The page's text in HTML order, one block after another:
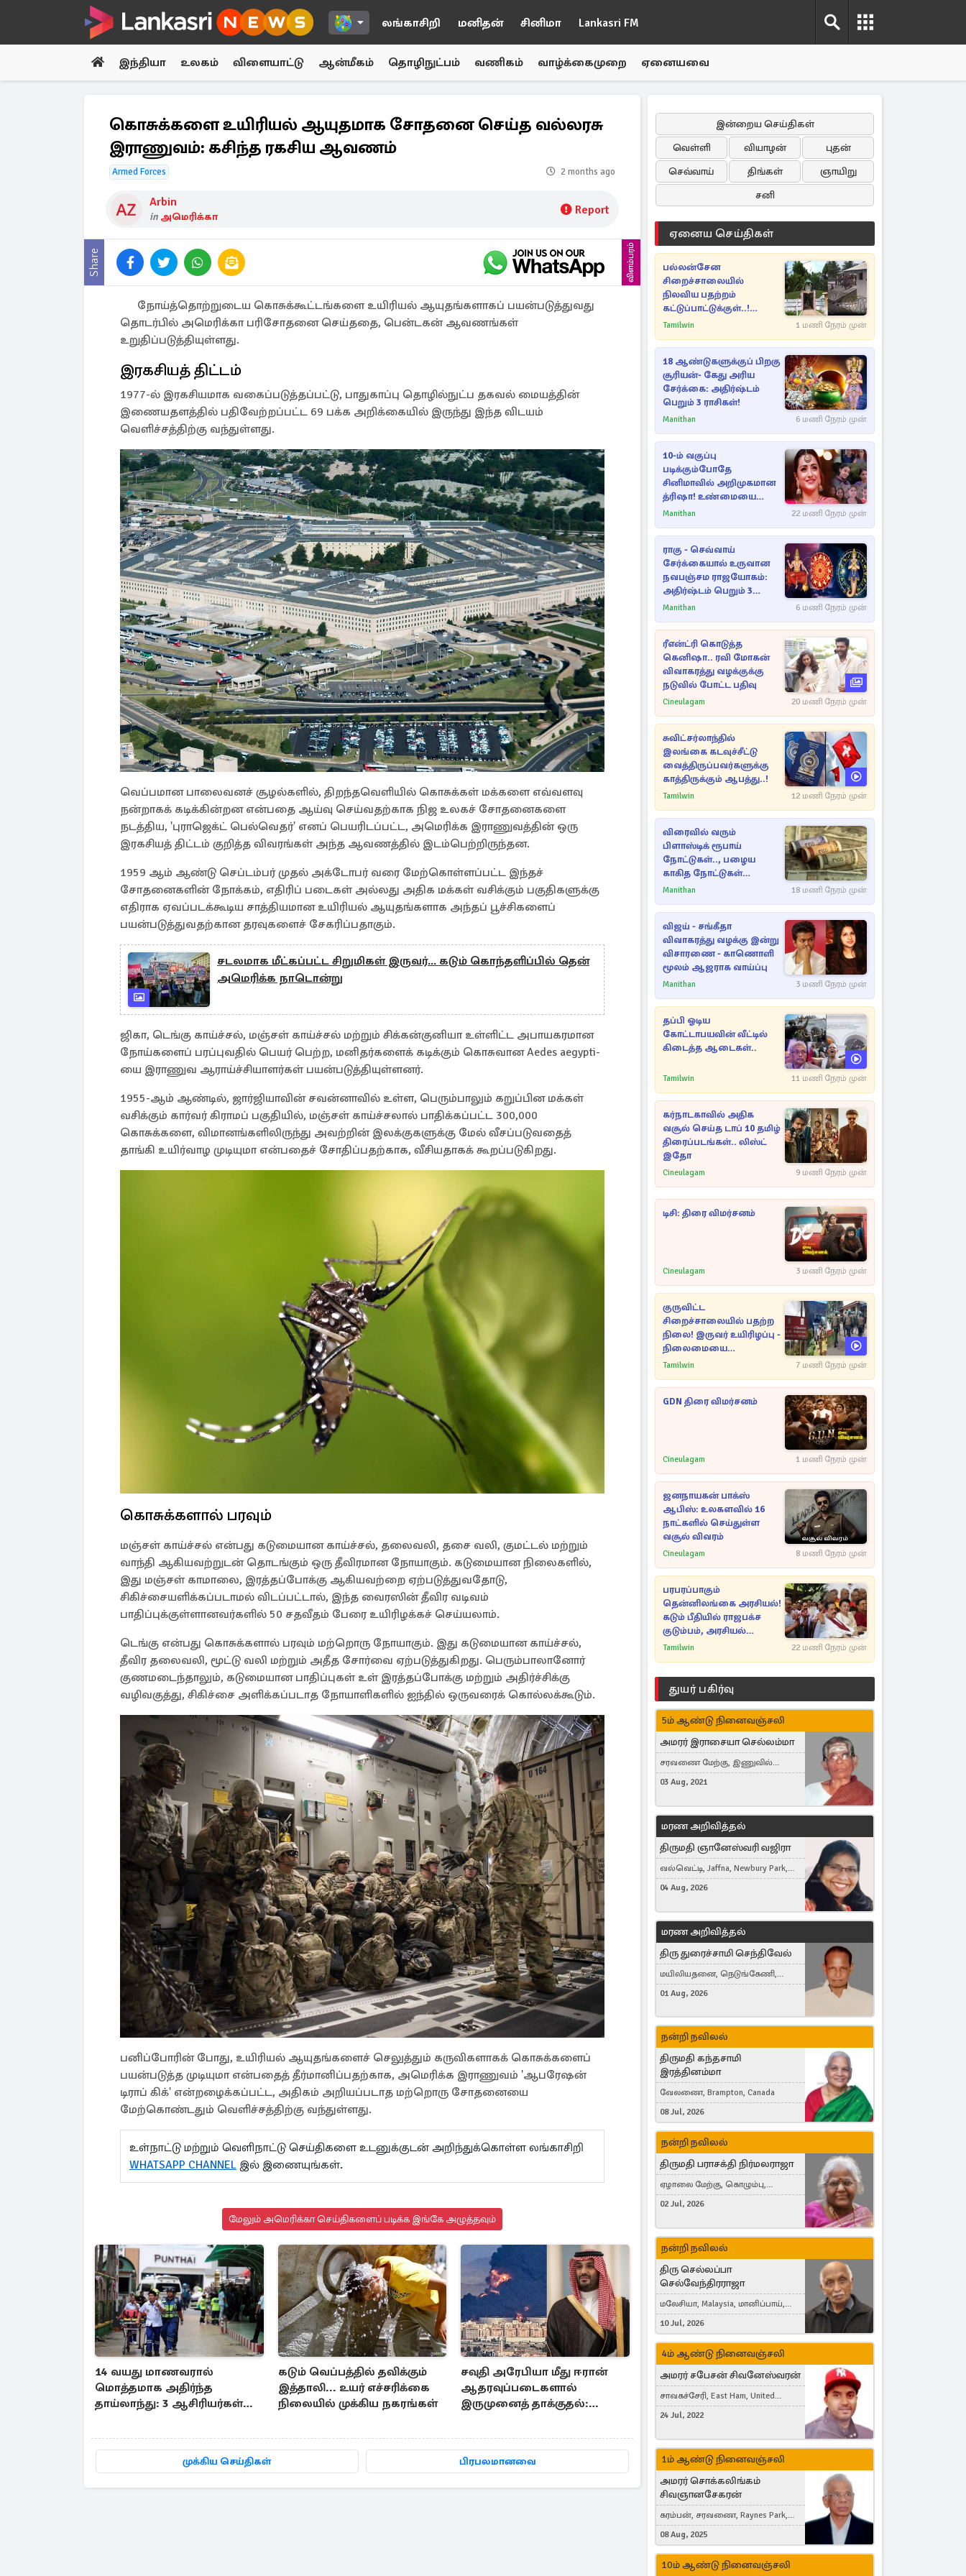
லங்காசிறி மனிதன் சினிமா Lankasri FM
இந்தியா உலகம் விளையாட்டு ஆன்மீகம் தொழிநுட்பம் வணிகம் வாழ்க்கைமுறை ஏனையவை
கொசுக்களை உயிரியல் ஆயுதமாக சோதனை செய்த வல்லரசு
இராணுவம்: கசிந்த ரகசிய ஆவணம்
Armed Forces 2 months ago
Arbin
in அமெரிக்கா Report
Share விளம்பரம்
நோய்த்தொற்றுடைய கொசுக்கூட்டங்களை உயிரியல் ஆயுதங்களாகப் பயன்படுத்துவது
தொடர்பில் அமெரிக்கா பரிசோதனை செய்ததை, பென்டகன் ஆவணங்கள்
உறுதிப்படுத்தியுள்ளது.
இரகசியத் திட்டம்
1977-ல் இரகசியமாக வகைப்படுத்தப்பட்டு, பாதுகாப்பு தொழில்நுட்ப தகவல் மையத்தின்
இணையதளத்தில் பதிவேற்றப்பட்ட 69 பக்க அறிக்கையில் இருந்து இந்த விடயம்
வெளிச்சத்திற்கு வந்துள்ளது.
வெப்பமான பாலைவனச் சூழல்களில், திறந்தவெளியில் கொசுக்கள் மக்களை எவ்வளவு
நன்றாகக் கடிக்கின்றன என்பதை ஆய்வு செய்வதற்காக நிஜ உலகச் சோதனைகளை
நடத்திய, 'புராஜெக்ட் பெல்வெதர்' எனப் பெயரிடப்பட்ட, அமெரிக்க இராணுவத்தின் ஒரு
இரகசியத் திட்டம் குறித்த விவரங்கள் அந்த ஆவணத்தில் இடம்பெற்றிருந்தன.
1959 ஆம் ஆண்டு செப்டம்பர் முதல் அக்டோபர் வரை மேற்கொள்ளப்பட்ட இந்தச்
சோதனைகளின் நோக்கம், எதிரிப் படைகள் அல்லது அதிக மக்கள் வசிக்கும் பகுதிகளுக்கு
எதிராக ஏவப்படக்கூடிய சாத்தியமான உயிரியல் ஆயுதங்களாக அந்தப் பூச்சிகளைப்
பயன்படுத்துவதற்கான தரவுகளைச் சேகரிப்பதாகும்.
சடலமாக மீட்கப்பட்ட சிறுமிகள் இருவர்... கடும் கொந்தளிப்பில் தென்
அமெரிக்க நாடொன்று
ஜிகா, டெங்கு காய்ச்சல், மஞ்சள் காய்ச்சல் மற்றும் சிக்கன்குனியா உள்ளிட்ட அபாயகரமான
நோய்களைப் பரப்புவதில் பெயர் பெற்ற, மனிதர்களைக் கடிக்கும் கொசுவான Aedes aegypti-
யை இராணுவ ஆராய்ச்சியாளர்கள் பயன்படுத்தியுள்ளனர்.
1955-ஆம் ஆண்டில், ஜார்ஜியாவின் சவன்னாவில் உள்ள, பெரும்பாலும் கறுப்பின மக்கள்
வசிக்கும் கார்வர் கிராமப் பகுதியில், மஞ்சள் காய்ச்சலால் பாதிக்கப்பட்ட 300,000
கொசுக்களை, விமானங்களிலிருந்து அவற்றின் இலக்குகளுக்கு மேல் வீசப்படுவதைத்
தாங்கி உயிர்வாழ முடியுமா என்பதைச் சோதிப்பதற்காக, வீசியதாகக் கூறப்படுகிறது.
கொசுக்களால் பரவும்
மஞ்சள் காய்ச்சல் என்பது கடுமையான காய்ச்சல், தலைவலி, தசை வலி, குமட்டல் மற்றும்
வாந்தி ஆகியவற்றுடன் தொடங்கும் ஒரு தீவிரமான நோயாகும். கடுமையான நிலைகளில்,
இது மஞ்சள் காமாலை, இரத்தப்போக்கு ஆகியவற்றை ஏற்படுத்துவதோடு,
சிகிச்சையளிக்கப்படாமல் விடப்பட்டால், இந்த வைரஸின் தீவிர வடிவம்
பாதிப்புக்குள்ளானவர்களில் 50 சதவீதம் பேரை உயிரிழக்கச் செய்யலாம்.
டெங்கு என்பது கொசுக்களால் பரவும் மற்றொரு நோயாகும். இது கடுமையான காய்ச்சல்,
தீவிர தலைவலி, மூட்டு வலி மற்றும் அதீத சோர்வை ஏற்படுத்துகிறது. பெரும்பாலானோர்
குணமடைந்தாலும், கடுமையான பாதிப்புகள் உள் இரத்தப்போக்கு மற்றும் அதிர்ச்சிக்கு
வழிவகுத்து, சிகிச்சை அளிக்கப்படாத நோயாளிகளில் ஐந்தில் ஒருவரைக் கொல்லக்கூடும்.
பனிப்போரின் போது, ​​உயிரியல் ஆயுதங்களைச் செலுத்தும் கருவிகளாகக் கொசுக்களைப்
பயன்படுத்த முடியுமா என்பதைத் தீர்மானிப்பதற்காக, அமெரிக்க இராணுவம் 'ஆபரேஷன்
டிராப் கிக்' என்றழைக்கப்பட்ட, அதிகம் அறியப்படாத மற்றொரு சோதனையை
மேற்கொண்டதும் வெளிச்சத்திற்கு வந்துள்ளது.
உள்நாட்டு மற்றும் வெளிநாட்டு செய்திகளை உடனுக்குடன் அறிந்துக்கொள்ள லங்காசிறி
WHATSAPP CHANNEL இல் இணையுங்கள்.
மேலும் அமெரிக்கா செய்திகளைப் படிக்க இங்கே அழுத்தவும்
14 வயது மாணவரால்
மொத்தமாக அதிர்ந்த
தாய்லாந்து: 3 ஆசிரியர்கள்
கடும் வெப்பத்தில் தவிக்கும்
இத்தாலி... உயர் எச்சரிக்கை
நிலையில் முக்கிய நகரங்கள்
சவுதி அரேபியா மீது ஈரான்
ஆதரவுப்படைகளால்
இருமுனைத் தாக்குதல்:
முக்கிய செய்திகள் பிரபலமானவை
இன்றைய செய்திகள்
வெள்ளி
வியாழன்
புதன்
செவ்வாய்
திங்கள்
ஞாயிறு
சனி
ஏனைய செய்திகள்
பல்லன்சேன
சிறைச்சாலையில்
நிலவிய பதற்றம்
கட்டுப்பாட்டுக்குள்..!
அதிரடியாக களமிறங்கிய
Tamilwin 1 மணி நேரம் முன்
18 ஆண்டுகளுக்குப் பிறகு
சூரியன்- கேது அரிய
சேர்க்கை: அதிர்ஷ்டம்
பெறும் 3 ராசிகள்!
Manithan 6 மணி நேரம் முன்
10-ம் வகுப்பு
படிக்கும்போதே
சினிமாவில் அறிமுகமான
த்ரிஷா! உண்மையை
பகிர்ந்த இயக்குநர் பிரவீன்
Manithan 22 மணி நேரம் முன்
ராகு - செவ்வாய்
சேர்க்கையால் உருவான
நவபஞ்சம ராஜயோகம்:
அதிர்ஷ்டம் பெறும் 3
ராசிகள்!
Manithan 6 மணி நேரம் முன்
ரீஎன்ட்ரி கொடுத்த
கெனிஷா.. ரவி மோகன்
விவாகரத்து வழக்குக்கு
நடுவில் போட்ட பதிவு
Cineulagam 20 மணி நேரம் முன்
சுவிட்சர்லாந்தில்
இலங்கை கடவுச்சீட்டு
வைத்திருப்பவர்களுக்கு
காத்திருக்கும் ஆபத்து..!
Tamilwin 12 மணி நேரம் முன்
விரைவில் வரும்
பிளாஸ்டிக் ரூபாய்
நோட்டுகள்.., பழைய
காகித நோட்டுகள்
செல்லுமா?
Manithan 18 மணி நேரம் முன்
விஜய் - சங்கீதா
விவாகரத்து வழக்கு இன்று
விசாரணை - காணொளி
மூலம் ஆஜராக வாய்ப்பு
Manithan 3 மணி நேரம் முன்
தப்பி ஓடிய
கோட்டாபயவின் வீட்டில்
கிடைத்த ஆடைகள்..
Tamilwin 11 மணி நேரம் முன்
கர்நாடகாவில் அதிக
வசூல் செய்த டாப் 10 தமிழ்
திரைப்படங்கள்.. லிஸ்ட்
இதோ
Cineulagam 9 மணி நேரம் முன்
டிசி: திரை விமர்சனம்
Cineulagam 3 மணி நேரம் முன்
குருவிட்ட
சிறைச்சாலையில் பதற்ற
நிலை! இருவர் உயிரிழப்பு -
நிலைமையை
கட்டுப்படுத்த பொலிஸார்
Tamilwin 7 மணி நேரம் முன்
GDN திரை விமர்சனம்
Cineulagam 1 மணி நேரம் முன்
ஜனநாயகன் பாக்ஸ்
ஆபிஸ்: உலகளவில் 16
நாட்களில் செய்துள்ள
வசூல் விவரம்
Cineulagam 8 மணி நேரம் முன்
பரபரப்பாகும்
தென்னிலங்கை அரசியல்!
கடும் பீதியில் ராஜபக்ச
குடும்பம், அரசியல்
நட்புகள்
Tamilwin 22 மணி நேரம் முன்
துயர் பகிர்வு
5ம் ஆண்டு நினைவஞ்சலி
அமரர் இராசையா செல்லம்மா
சரவணை மேற்கு, இணுவில்
கிழக்கு
03 Aug, 2021
மரண அறிவித்தல்
திருமதி ஞானேஸ்வரி வஜிரா
வல்வெட்டி, Jaffna, Newbury Park,
United Kingdom
04 Aug, 2026
மரண அறிவித்தல்
திரு துரைச்சாமி செந்திவேல்
மயிலியதனை, நெடுங்கேணி,
கம்பர்மலை
01 Aug, 2026
நன்றி நவிலல்
திருமதி கந்தசாமி
இரத்தினம்மா
வேலணை, Brampton, Canada
08 Jul, 2026
நன்றி நவிலல்
திருமதி பராசக்தி நிர்மலராஜா
ஏழாலை மேற்கு, கொழும்பு,
தங்காலை, London, United Kingdom
02 Jul, 2026
நன்றி நவிலல்
திரு செல்லப்பா
செல்வேந்திரராஜா
மலேசியா, Malaysia, மானிப்பாய்,
Duisburg, Germany, London, United
Kingdom
10 Jul, 2026
4ம் ஆண்டு நினைவஞ்சலி
அமரர் சபேசன் சிவனேஸ்வரன்
சாவகச்சேரி, East Ham, United
Kingdom
24 Jul, 2022
1ம் ஆண்டு நினைவஞ்சலி
அமரர் சொக்கலிங்கம்
சிவஞானசேகரன்
கரம்பன், சரவணை, Raynes Park,
London, United Kingdom
08 Aug, 2025
10ம் ஆண்டு நினைவஞ்சலி